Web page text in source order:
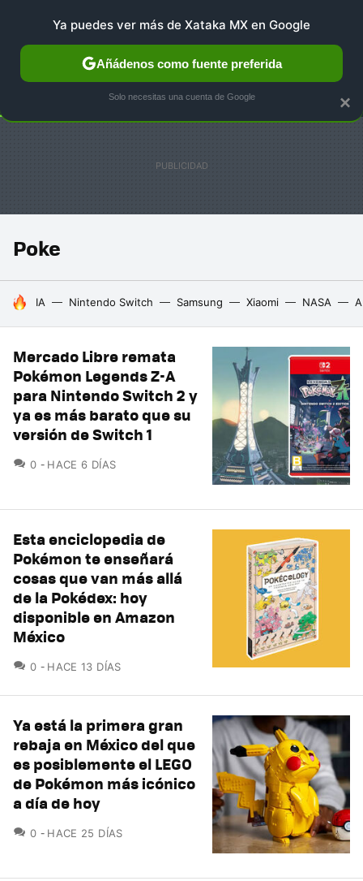
SELECCIÓN GAMING HOME AUTO TERRITORIO
Poke
HOY SE HABLA DE
IA Nintendo Switch Samsung Xiaomi NASA
Mercado Libre remata
Pokémon Legends Z-A
para Nintendo Switch 2 y
ya es más barato que su
versión de Switch 1
0 COMENTARIOS
HACE 6 DÍAS
Esta enciclopedia de
Pokémon te enseñará
cosas que van más allá
de la Pokédex: hoy
disponible en Amazon
México
0 COMENTARIOS
HACE 13 DÍAS
Ya está la primera gran
rebaja en México del que
es posiblemente el LEGO
de Pokémon más icónico
a día de hoy
0 COMENTARIOS
HACE 25 DÍAS
×
Ya puedes ver más de Xataka MX en Google
Añádenos como fuente preferida
Solo necesitas una cuenta de Google